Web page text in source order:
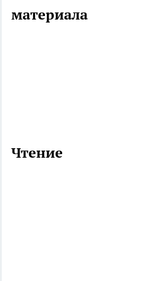
материала
Чтение